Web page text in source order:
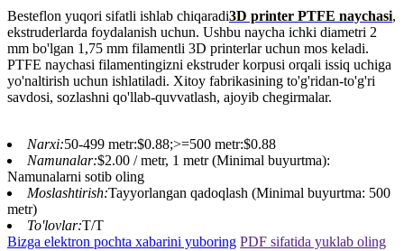
Besteflon yuqori sifatli ishlab chiqaradi3D printer PTFE naychasi,
ekstruderlarda foydalanish uchun. Ushbu naycha ichki diametri 2
mm bo'lgan 1,75 mm filamentli 3D printerlar uchun mos keladi.
PTFE naychasi filamentingizni ekstruder korpusi orqali issiq uchiga
yo'naltirish uchun ishlatiladi. Xitoy fabrikasining to'g'ridan-to'g'ri
savdosi, sozlashni qo'llab-quvvatlash, ajoyib chegirmalar.
Narxi:50-499 metr:$0.88;>=500 metr:$0.88
Namunalar:$2.00 / metr, 1 metr (Minimal buyurtma):
Namunalarni sotib oling
Moslashtirish:Tayyorlangan qadoqlash (Minimal buyurtma: 500
metr)
To'lovlar:T/T
Bizga elektron pochta xabarini yuboring PDF sifatida yuklab oling